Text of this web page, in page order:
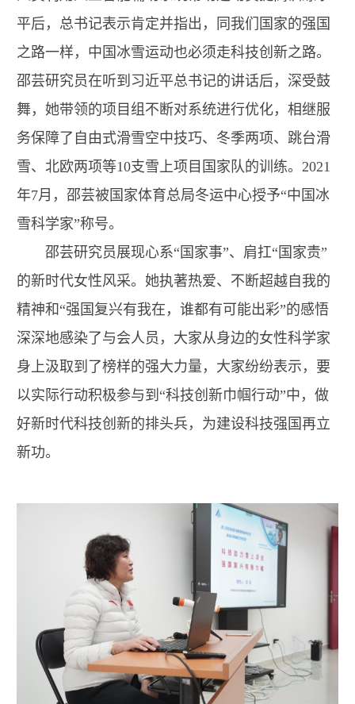
平后，总书记表示肯定并指出，同我们国家的强国
之路一样，中国冰雪运动也必须走科技创新之路。
邵芸研究员在听到习近平总书记的讲话后，深受鼓
舞，她带领的项目组不断对系统进行优化，相继服
务保障了自由式滑雪空中技巧、冬季两项、跳台滑
雪、北欧两项等10支雪上项目国家队的训练。2021
年7月，邵芸被国家体育总局冬运中心授予“中国冰
雪科学家”称号。
邵芸研究员展现心系“国家事”、肩扛“国家责”
的新时代女性风采。她执著热爱、不断超越自我的
精神和“强国复兴有我在，谁都有可能出彩”的感悟
深深地感染了与会人员，大家从身边的女性科学家
身上汲取到了榜样的强大力量，大家纷纷表示，要
以实际行动积极参与到“科技创新巾帼行动”中，做
好新时代科技创新的排头兵，为建设科技强国再立
新功。